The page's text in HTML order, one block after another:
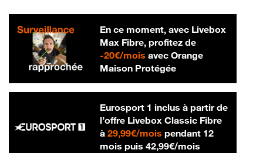
En ce moment, avec Livebox
Max Fibre, profitez de
-20€/mois20 € par mois
avec Orange
Maison Protégée
Eurosport 1 inclus à partir de
l’offre Livebox Classic Fibre
à 29,99€/mois29,99 € par mois
pendant 12
mois puis 42,99€/mois42,99 € par